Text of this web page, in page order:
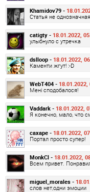
Khamidov79 -
Статья не
catigty - 18.01.2022,
улыбнуло с утречка
dslloop - 18.01.2022,
Каменти жгут! :-D
WebT404 - 18.01.2022,
Мені сподобалося!
Vaddark - 18.01.2022,
Я конечно, мало, что
caxape - 18.01.2022,
Портал просто супер!
MonkCl - 18.01.2022,
Всем привет.
miguel_morales -
слов нет,одни эмоции